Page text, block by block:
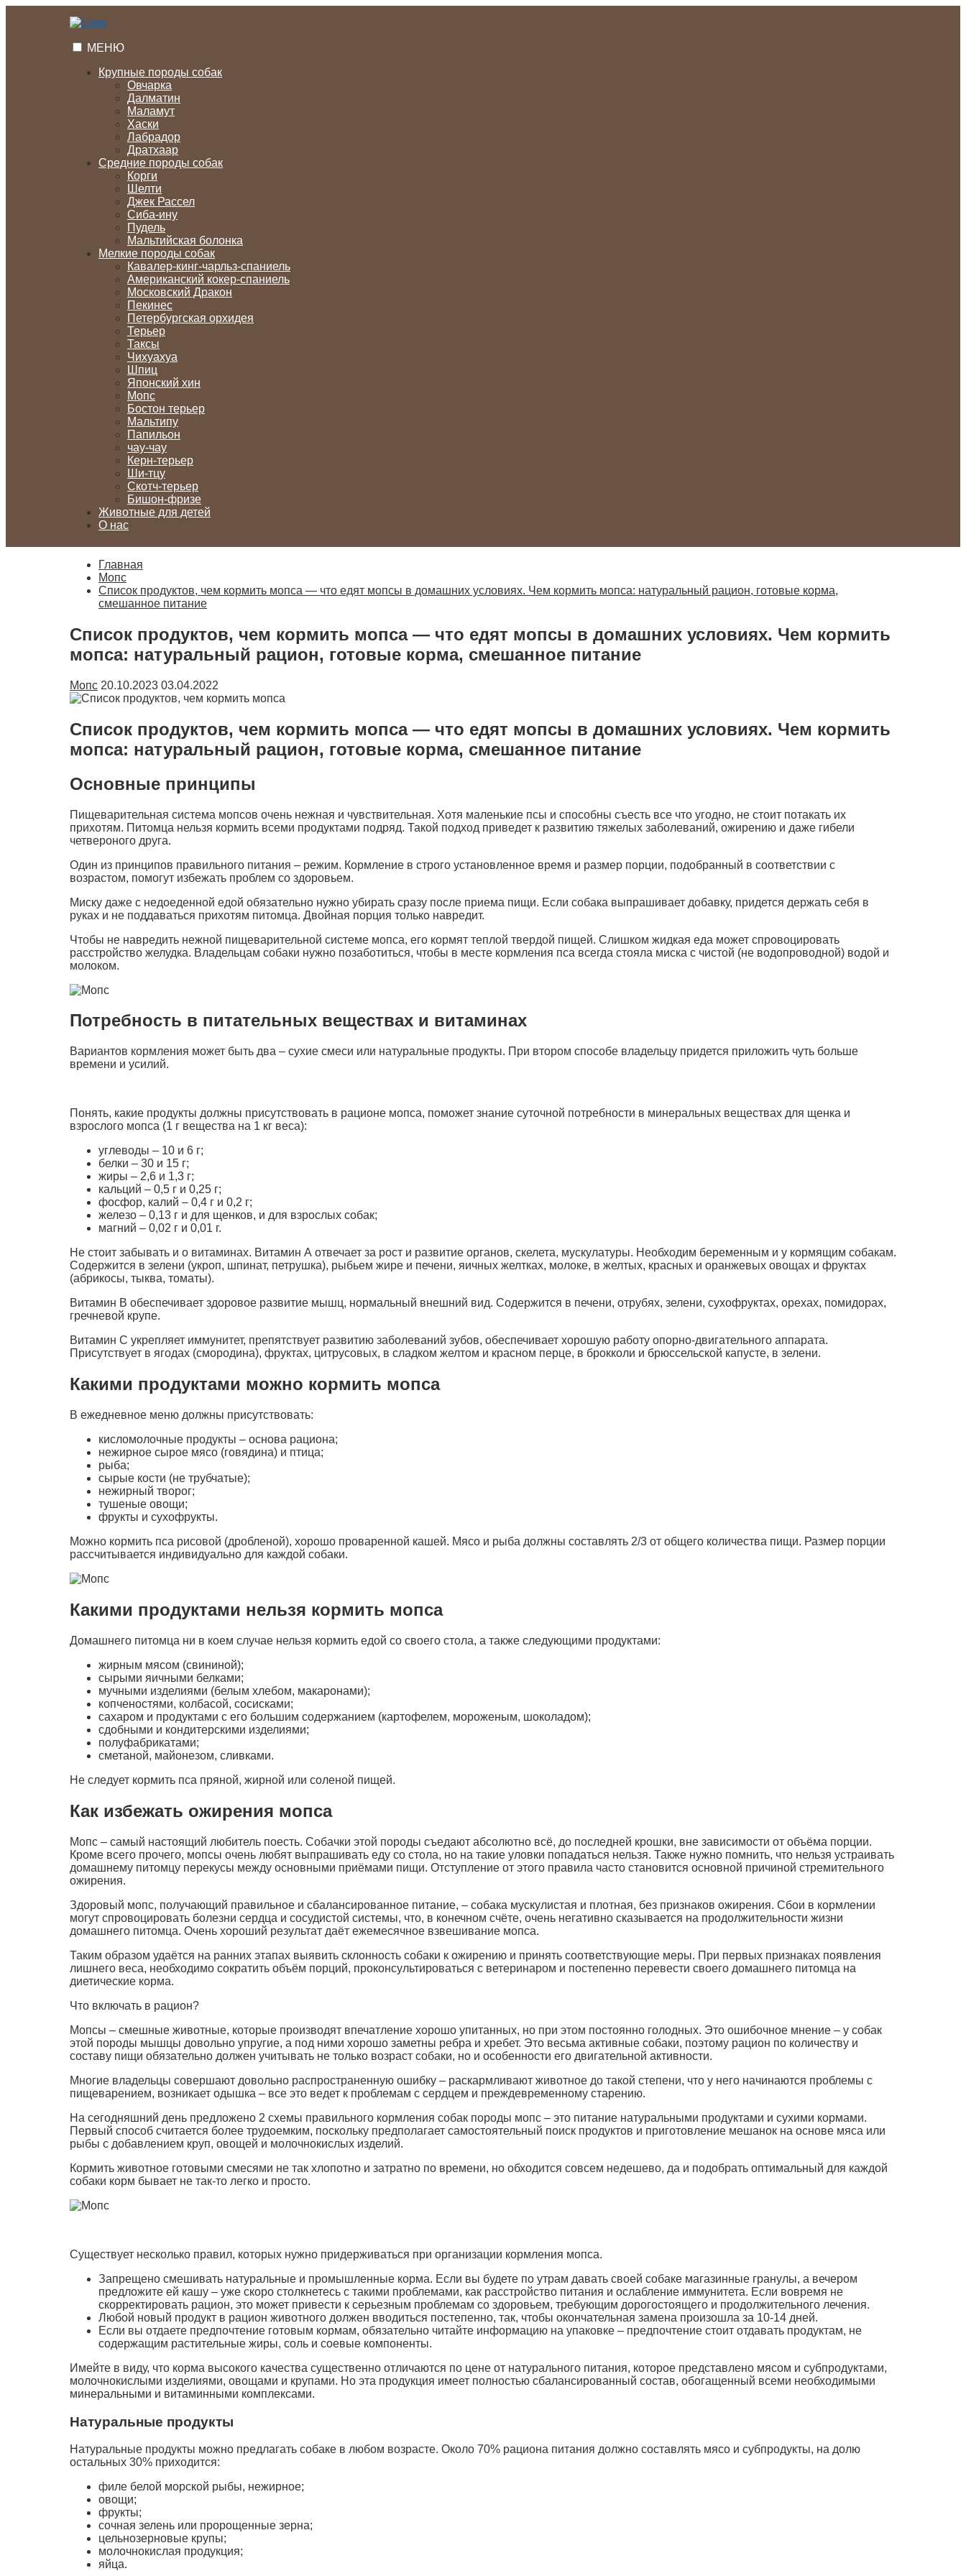
МЕНЮ
Крупные породы собак
Овчарка
Далматин
Маламут
Хаски
Лабрадор
Дратхаар
Средние породы собак
Корги
Шелти
Джек Рассел
Сиба-ину
Пудель
Мальтийская болонка
Мелкие породы собак
Кавалер-кинг-чарльз-спаниель
Американский кокер-спаниель
Московский Дракон
Пекинес
Петербургская орхидея
Терьер
Таксы
Чихуахуа
Шпиц
Японский хин
Мопс
Бостон терьер
Мальтипу
Папильон
чау-чау
Керн-терьер
Ши-тцу
Скотч-терьер
Бишон-фризе
Животные для детей
О нас
Главная
Мопс
Список продуктов, чем кормить мопса — что едят мопсы в домашних условиях. Чем кормить мопса: натуральный рацион, готовые корма,
смешанное питание
Список продуктов, чем кормить мопса — что едят мопсы в домашних условиях. Чем кормить
мопса: натуральный рацион, готовые корма, смешанное питание
Мопс 20.10.2023 03.04.2022
Список продуктов, чем кормить мопса — что едят мопсы в домашних условиях. Чем кормить
мопса: натуральный рацион, готовые корма, смешанное питание
Основные принципы
Пищеварительная система мопсов очень нежная и чувствительная. Хотя маленькие псы и способны съесть все что угодно, не стоит потакать их
прихотям. Питомца нельзя кормить всеми продуктами подряд. Такой подход приведет к развитию тяжелых заболеваний, ожирению и даже гибели
четвероного друга.
Один из принципов правильного питания – режим. Кормление в строго установленное время и размер порции, подобранный в соответствии с
возрастом, помогут избежать проблем со здоровьем.
Миску даже с недоеденной едой обязательно нужно убирать сразу после приема пищи. Если собака выпрашивает добавку, придется держать себя в
руках и не поддаваться прихотям питомца. Двойная порция только навредит.
Чтобы не навредить нежной пищеварительной системе мопса, его кормят теплой твердой пищей. Слишком жидкая еда может спровоцировать
расстройство желудка. Владельцам собаки нужно позаботиться, чтобы в месте кормления пса всегда стояла миска с чистой (не водопроводной) водой и
молоком.
Потребность в питательных веществах и витаминах
Вариантов кормления может быть два – сухие смеси или натуральные продукты. При втором способе владельцу придется приложить чуть больше
времени и усилий.
Понять, какие продукты должны присутствовать в рационе мопса, поможет знание суточной потребности в минеральных веществах для щенка и
взрослого мопса (1 г вещества на 1 кг веса):
углеводы – 10 и 6 г;
белки – 30 и 15 г;
жиры – 2,6 и 1,3 г;
кальций – 0,5 г и 0,25 г;
фосфор, калий – 0,4 г и 0,2 г;
железо – 0,13 г и для щенков, и для взрослых собак;
магний – 0,02 г и 0,01 г.
Не стоит забывать и о витаминах. Витамин А отвечает за рост и развитие органов, скелета, мускулатуры. Необходим беременным и у кормящим собакам.
Содержится в зелени (укроп, шпинат, петрушка), рыбьем жире и печени, яичных желтках, молоке, в желтых, красных и оранжевых овощах и фруктах
(абрикосы, тыква, томаты).
Витамин В обеспечивает здоровое развитие мышц, нормальный внешний вид. Содержится в печени, отрубях, зелени, сухофруктах, орехах, помидорах,
гречневой крупе.
Витамин С укрепляет иммунитет, препятствует развитию заболеваний зубов, обеспечивает хорошую работу опорно-двигательного аппарата.
Присутствует в ягодах (смородина), фруктах, цитрусовых, в сладком желтом и красном перце, в брокколи и брюссельской капусте, в зелени.
Какими продуктами можно кормить мопса
В ежедневное меню должны присутствовать:
кисломолочные продукты – основа рациона;
нежирное сырое мясо (говядина) и птица;
рыба;
сырые кости (не трубчатые);
нежирный творог;
тушеные овощи;
фрукты и сухофрукты.
Можно кормить пса рисовой (дробленой), хорошо проваренной кашей. Мясо и рыба должны составлять 2/3 от общего количества пищи. Размер порции
рассчитывается индивидуально для каждой собаки.
Какими продуктами нельзя кормить мопса
Домашнего питомца ни в коем случае нельзя кормить едой со своего стола, а также следующими продуктами:
жирным мясом (свининой);
сырыми яичными белками;
мучными изделиями (белым хлебом, макаронами);
копченостями, колбасой, сосисками;
сахаром и продуктами с его большим содержанием (картофелем, мороженым, шоколадом);
сдобными и кондитерскими изделиями;
полуфабрикатами;
сметаной, майонезом, сливками.
Не следует кормить пса пряной, жирной или соленой пищей.
Как избежать ожирения мопса
Мопс – самый настоящий любитель поесть. Собачки этой породы съедают абсолютно всё, до последней крошки, вне зависимости от объёма порции.
Кроме всего прочего, мопсы очень любят выпрашивать еду со стола, но на такие уловки попадаться нельзя. Также нужно помнить, что нельзя устраивать
домашнему питомцу перекусы между основными приёмами пищи. Отступление от этого правила часто становится основной причиной стремительного
ожирения.
Здоровый мопс, получающий правильное и сбалансированное питание, – собака мускулистая и плотная, без признаков ожирения. Сбои в кормлении
могут спровоцировать болезни сердца и сосудистой системы, что, в конечном счёте, очень негативно сказывается на продолжительности жизни
домашнего питомца. Очень хороший результат даёт ежемесячное взвешивание мопса.
Таким образом удаётся на ранних этапах выявить склонность собаки к ожирению и принять соответствующие меры. При первых признаках появления
лишнего веса, необходимо сократить объём порций, проконсультироваться с ветеринаром и постепенно перевести своего домашнего питомца на
диетические корма.
Что включать в рацион?
Мопсы – смешные животные, которые производят впечатление хорошо упитанных, но при этом постоянно голодных. Это ошибочное мнение – у собак
этой породы мышцы довольно упругие, а под ними хорошо заметны ребра и хребет. Это весьма активные собаки, поэтому рацион по количеству и
составу пищи обязательно должен учитывать не только возраст собаки, но и особенности его двигательной активности.
Многие владельцы совершают довольно распространенную ошибку – раскармливают животное до такой степени, что у него начинаются проблемы с
пищеварением, возникает одышка – все это ведет к проблемам с сердцем и преждевременному старению.
На сегодняшний день предложено 2 схемы правильного кормления собак породы мопс – это питание натуральными продуктами и сухими кормами.
Первый способ считается более трудоемким, поскольку предполагает самостоятельный поиск продуктов и приготовление мешанок на основе мяса или
рыбы с добавлением круп, овощей и молочнокислых изделий.
Кормить животное готовыми смесями не так хлопотно и затратно по времени, но обходится совсем недешево, да и подобрать оптимальный для каждой
собаки корм бывает не так-то легко и просто.
Существует несколько правил, которых нужно придерживаться при организации кормления мопса.
Запрещено смешивать натуральные и промышленные корма. Если вы будете по утрам давать своей собаке магазинные гранулы, а вечером
предложите ей кашу – уже скоро столкнетесь с такими проблемами, как расстройство питания и ослабление иммунитета. Если вовремя не
скорректировать рацион, это может привести к серьезным проблемам со здоровьем, требующим дорогостоящего и продолжительного лечения.
Любой новый продукт в рацион животного должен вводиться постепенно, так, чтобы окончательная замена произошла за 10-14 дней.
Если вы отдаете предпочтение готовым кормам, обязательно читайте информацию на упаковке – предпочтение стоит отдавать продуктам, не
содержащим растительные жиры, соль и соевые компоненты.
Имейте в виду, что корма высокого качества существенно отличаются по цене от натурального питания, которое представлено мясом и субпродуктами,
молочнокислыми изделиями, овощами и крупами. Но эта продукция имеет полностью сбалансированный состав, обогащенный всеми необходимыми
минеральными и витаминными комплексами.
Натуральные продукты
Натуральные продукты можно предлагать собаке в любом возрасте. Около 70% рациона питания должно составлять мясо и субпродукты, на долю
остальных 30% приходится:
филе белой морской рыбы, нежирное;
овощи;
фрукты;
сочная зелень или пророщенные зерна;
цельнозерновые крупы;
молочнокислая продукция;
яйца.